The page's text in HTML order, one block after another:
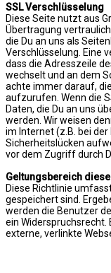
SSL Verschlüsselung
Diese Seite nutzt aus
Übertragung
die Du an uns als
Verschlüsselung. Eine
dass die Adresszeile
wechselt und an dem
achte immer darauf,
aufzurufen. Wenn die
Daten, die Du an uns
werden. Wir weisen
im Internet (z.B. bei
Sicherheitslücken
vor dem Zugriff durch
Geltungsbereich
Diese Richtlinie
gespeichert sind.
werden die Benutzer
ein Widerspruchsrecht.
externe, verlinkte